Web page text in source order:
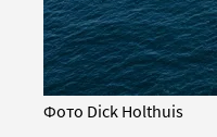
Фото Dick Holthuis